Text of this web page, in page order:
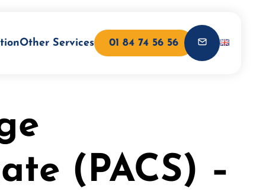
Other Services 01 84 74 56 56
(PACS) –